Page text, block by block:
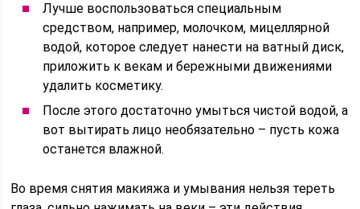
Лучше воспользоваться специальным
средством, например, молочком, мицеллярной
водой, которое следует нанести на ватный диск,
приложить к векам и бережными движениями
удалить косметику.
После этого достаточно умыться чистой водой, а
вот вытирать лицо необязательно – пусть кожа
останется влажной.
Во время снятия макияжа и умывания нельзя тереть